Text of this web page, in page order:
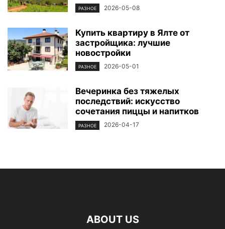
РАЗНОЕ 2026-05-08
Купить квартиру в Ялте от
застройщика: лучшие
новостройки
РАЗНОЕ 2026-05-01
Вечеринка без тяжелых
последствий: искусство
сочетания пиццы и напитков
РАЗНОЕ 2026-04-17
ABOUT US